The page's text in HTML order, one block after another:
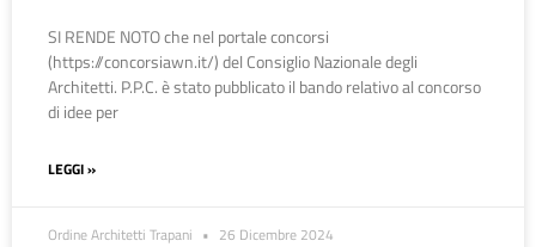
SI RENDE NOTO che nel portale concorsi
(https://concorsiawn.it/) del Consiglio Nazionale degli
Architetti. P.P.C. è stato pubblicato il bando relativo al concorso
di idee per
LEGGI »
Ordine Architetti Trapani 26 Dicembre 2024